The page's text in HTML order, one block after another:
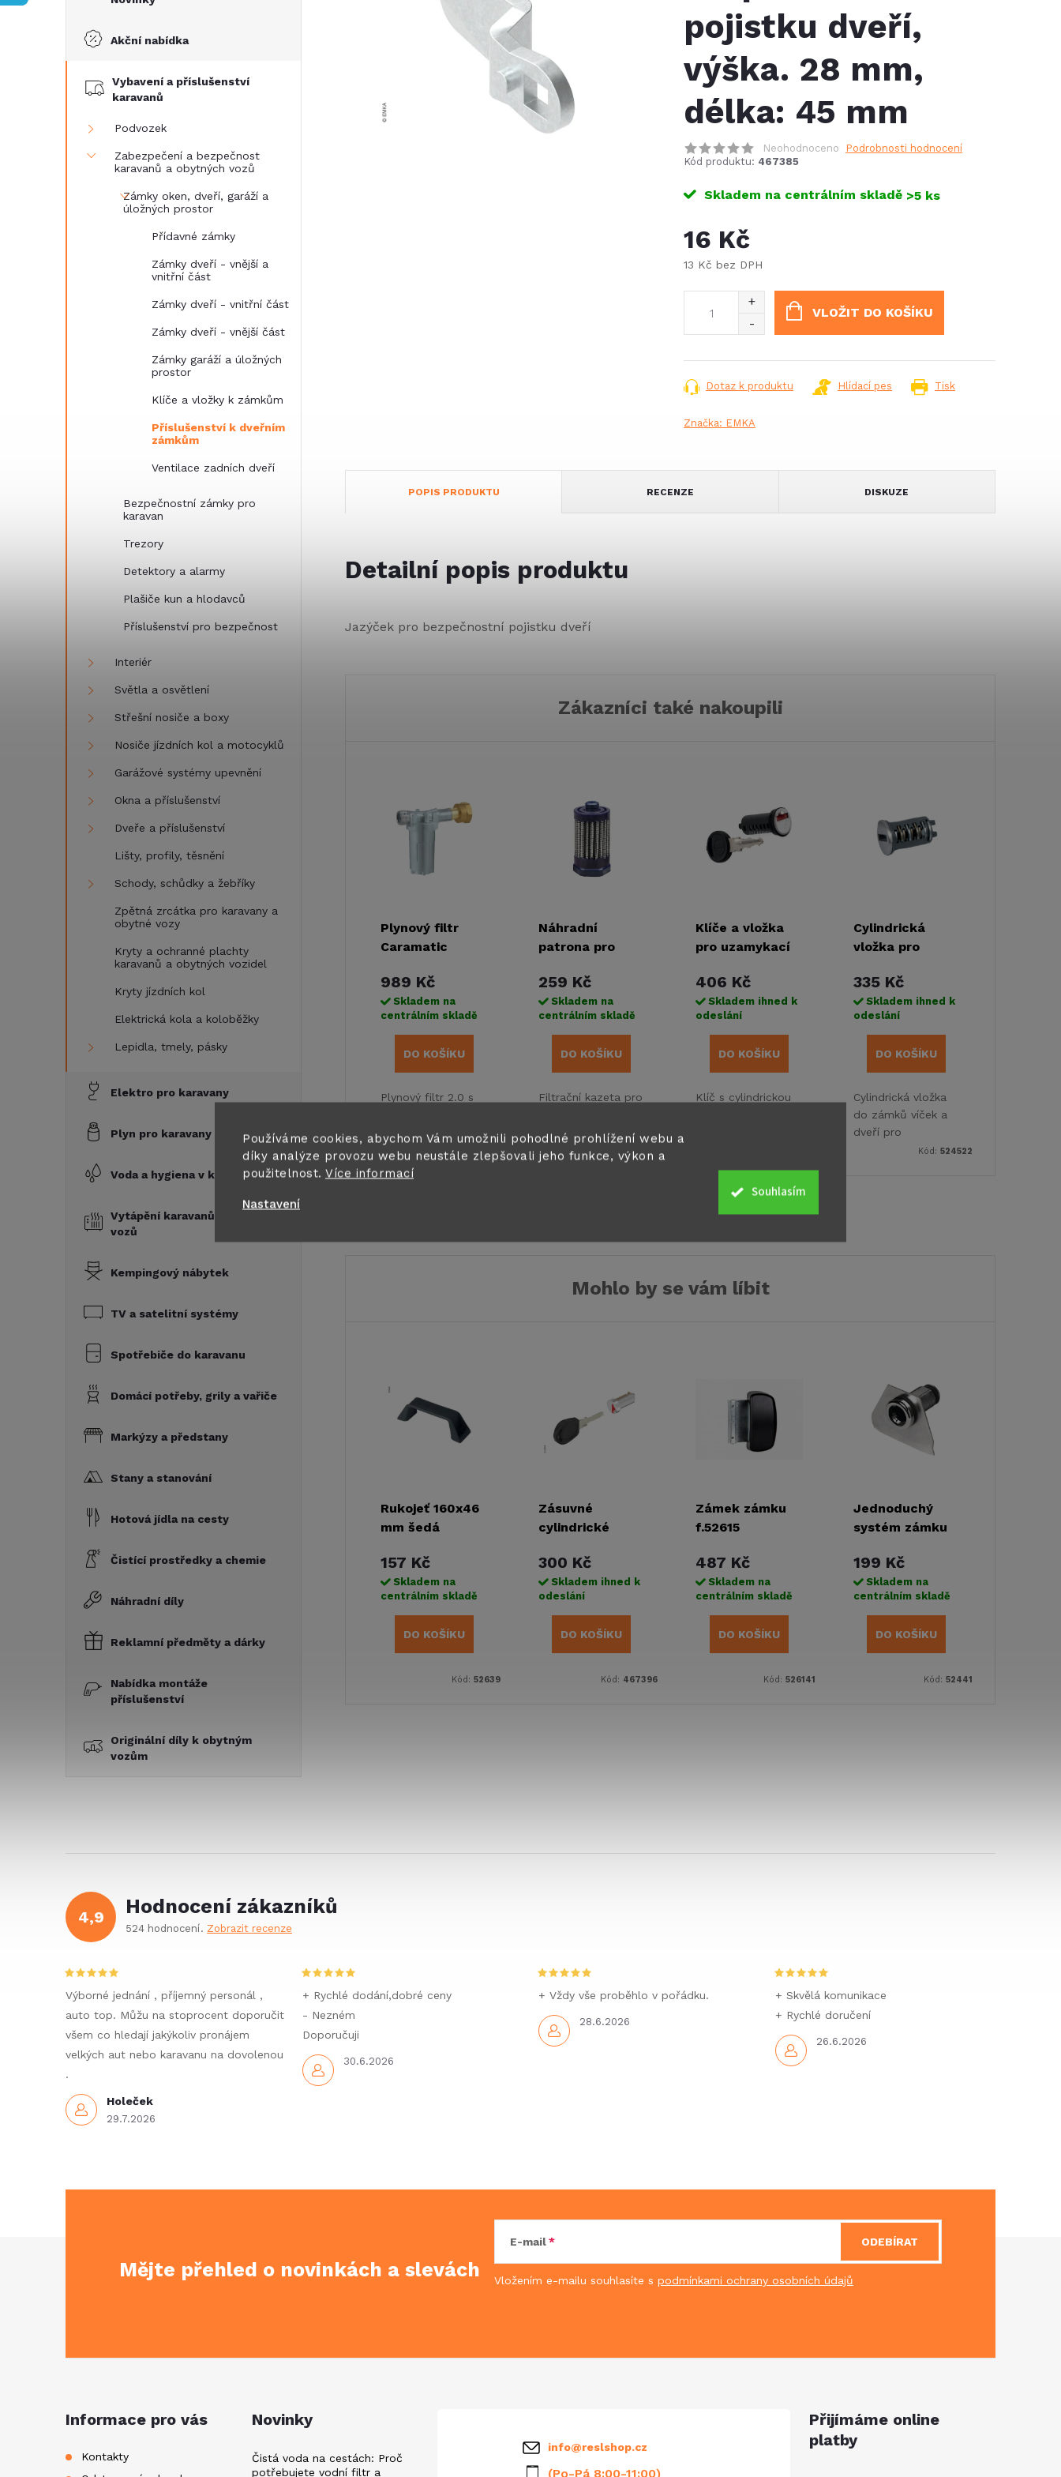
Používáme cookies, abychom Vám umožnili pohodlné prohlížení webu a
díky analýze provozu webu neustále zlepšovali jeho funkce, výkon a
použitelnost. Více informací
Nastavení
Souhlasím
t
Akční nabídka
Vybavení a příslušenství
karavanů
Podvozek
Zabezpečení a bezpečnost
karavanů a obytných vozů
Zámky oken, dveří, garáží a
úložných prostor
Přídavné zámky
Zámky dveří - vnější a
vnitřní část
Zámky dveří - vnitřní část
Zámky dveří - vnější část
Zámky garáží a úložných
prostor
Klíče a vložky k zámkům
Příslušenství k dveřním
zámkům
Ventilace zadních dveří
Bezpečnostní zámky pro
karavan
Trezory
Detektory a alarmy
Plašiče kun a hlodavců
Příslušenství pro bezpečnost
Interiér
Světla a osvětlení
Střešní nosiče a boxy
Nosiče jízdních kol a motocyklů
Garážové systémy upevnění
Okna a příslušenství
Dveře a příslušenství
Lišty, profily, těsnění
Schody, schůdky a žebříky
Zpětná zrcátka pro karavany a
obytné vozy
Kryty a ochranné plachty
karavanů a obytných vozidel
Kryty jízdních kol
Elektrická kola a koloběžky
Lepidla, tmely, pásky
Elektro pro karavany
Plyn pro karavany
Voda a hygiena v karavanu
Vytápění karavanů a obytných
vozů
Kempingový nábytek
TV a satelitní systémy
Spotřebiče do karavanu
Domácí potřeby, grily a vařiče
Markýzy a předstany
Stany a stanování
Hotová jídla na cesty
Čistící prostředky a chemie
Náhradní díly
Reklamní předměty a dárky
Nabídka montáže
příslušenství
Originální díly k obytným
vozům
pojistku dveří,
výška. 28 mm,
délka: 45 mm
Neohodnoceno
Podrobnosti hodnocení
Kód produktu: 467385
Skladem na centrálním skladě >5 ks
16 Kč
13 Kč bez DPH
VLOŽIT DO KOŠÍKU
Tisk
Dotaz k produktu Hlídací pes
Značka: EMKA
POPIS PRODUKTU RECENZE DISKUZE
Detailní popis produktu
Jazýček pro bezpečnostní pojistku dveří
Zákazníci také nakoupili
Plynový filtr
Caramatic
989 Kč
Skladem na
centrálním skladě
DO KOŠÍKU
Plynový filtr 2.0 s
zabraňuje
znečištění plynové
instalace. Chrání
Kód: FF311/170
Náhradní
patrona pro
Caramatic
ConnectClean
2.0
259 Kč
Skladem na
centrálním skladě
DO KOŠÍKU
Filtrační kazeta pro
filtru Caramatic
ConnectClean.
Kód: FF311/172
Klíče a vložka
pro uzamykací
406 Kč
Skladem ihned k
odeslání
DO KOŠÍKU
Klíč s cylindrickou
Cylindrická
vložka pro
systém HSC
335 Kč
Skladem ihned k
odeslání
DO KOŠÍKU
Cylindrická vložka
do zámků víček a
dveří pro
uzamykací systém
Kód: 524522
Mohlo by se vám líbit
Rukojeť 160x46
mm šedá
157 Kč
Skladem na
centrálním skladě
DO KOŠÍKU
Kód: 52639
Zásuvné
cylindrické
zámky
300 Kč
Skladem ihned k
odeslání
DO KOŠÍKU
Kód: 467396
Zámek zámku
f.52615
487 Kč
Skladem na
centrálním skladě
DO KOŠÍKU
Kód: 526141
Jednoduchý
systém zámku
FF
199 Kč
Skladem na
centrálním skladě
DO KOŠÍKU
Kód: 52441
4,9 Hodnocení zákazníků
524 hodnocení Zobrazit recenze
Holeček
29.7.2026
Výborné jednání , příjemný personál ,
auto top. Můžu na stoprocent doporučit
všem co hledají jakýkoliv pronájem
velkých aut nebo karavanu na dovolenou
.
30.6.2026
+ Rychlé dodání,dobré ceny
- Nezném
Doporučuji
28.6.2026
+ Vždy vše proběhlo v pořádku.
26.6.2026
+ Skvělá komunikace
+ Rychlé doručení
Mějte přehled o novinkách a slevách
E-mail
Vložením e-mailu souhlasíte s podmínkami ochrany osobních údajů
ODEBÍRAT
Informace pro vás
Kontakty
Novinky
Čistá voda na cestách: Proč
potřebujete vodní filtr a
info@reslshop.cz
(Po-Pá 8:00-11:00)
Přijímáme online
platby